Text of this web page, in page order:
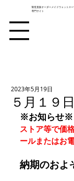
製造直販オーダーメイドウェットスー
専門サイト
５月１９
2023年5月19日
※お知らせ※
ストア等で価
ールまたはお
納期のおよ